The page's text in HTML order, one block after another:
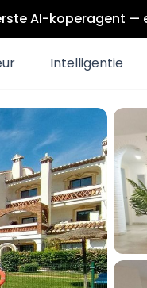
AI-koperagent
Intelligentie